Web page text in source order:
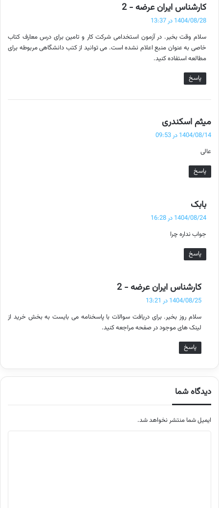
کارشناس ایران عرضه - 2
:
1404/08/28 در 13:37
سلام وقت بخیر. در آزمون استخدامی شرکت کار و تامین برای درس معارف کتاب
خاصی به عنوان منبع اعلام نشده است. می توانید از کتب دانشگاهی مربوطه برای
مطالعه استفاده کنید.
پاسخ
میثم اسکندری
ف
1404/08/14 در 09:53
عالی
پاسخ
بابک
ف
:
1404/08/24 در 16:28
جواب نداره چرا
پاسخ
کارشناس ایران عرضه - 2
:
1404/08/25 در 13:21
سلام روز بخیر. برای دریافت سوالات با پاسخنامه می بایست به بخش خرید از
لینک های موجود در صفحه مراجعه کنید.
پاسخ
دیدگاه شما
ایمیل شما منتشر نخواهد شد.